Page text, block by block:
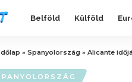
Belföld Külföld
» Spanyolország » Alicante